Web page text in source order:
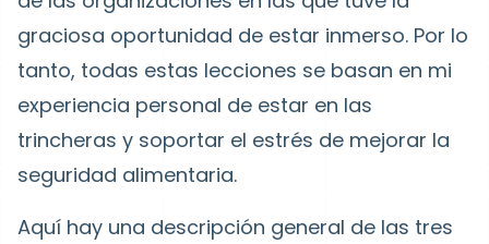
graciosa oportunidad de estar inmerso. Por lo
tanto, todas estas lecciones se basan en mi
experiencia personal de estar en las
trincheras y soportar el estrés de mejorar la
seguridad alimentaria.
Aquí hay una descripción general de las tres